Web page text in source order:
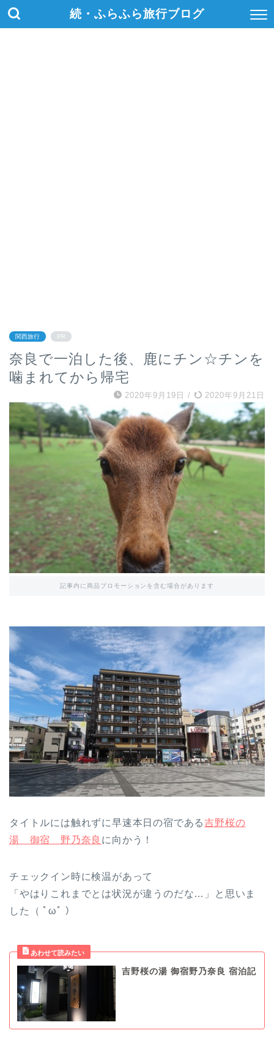
続・ふらふら旅行ブログ
関西旅行 PR
奈良で一泊した後、鹿にチン☆チンを
噛まれてから帰宅
2020年9月19日 / 2020年9月21日
記事内に商品プロモーションを含む場合があります
タイトルには触れずに早速本日の宿である吉野桜の
湯 御宿 野乃奈良 に向かう！
チェックイン時に検温があって
「やはりこれまでとは状況が違うのだな…」と思いま
した（ ﾟωﾟ ）
吉野桜の湯 御宿野乃奈良 宿泊記